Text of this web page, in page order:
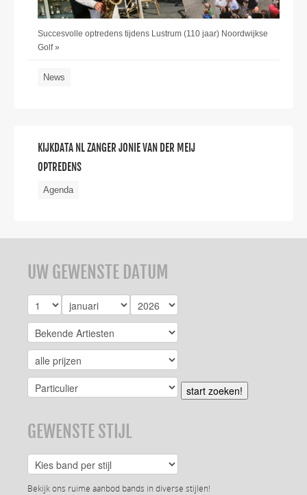
Succesvolle optredens tijdens Lustrum (110 jaar) Noordwijkse
Golf »
News
KIJKDATA NL ZANGER JONIE VAN DER MEIJ
OPTREDENS
Agenda
UW GEWENSTE DATUM
start zoeken!
GEWENSTE STIJL
Bekijk ons ruime aanbod bands in diverse stijlen!